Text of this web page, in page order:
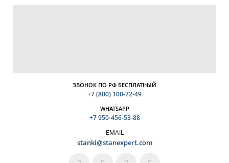
ЗВОНОК ПО РФ БЕСПЛАТНЫЙ
+7 (800) 100-72-49
WHATSAPP
+7 950-456-53-88
EMAIL
stanki@stanexpert.com